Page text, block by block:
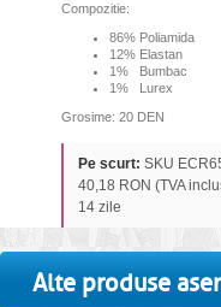
Compozitie:
86% Poliamida
12% Elastan
1% Bumbac
1% Lurex
Grosime: 20 DEN
Pe scurt: SKU
40,18 RON (TVA
14 zile
Alte produse